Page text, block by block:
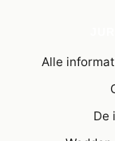
Alle
De